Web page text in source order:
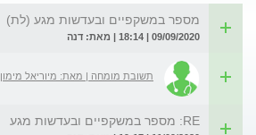
מספר במשקפיים ובעדשות מגע (לת)
09/09/2020 | 18:14 | מאת: דנה
תשובת מומחה | מאת: מיוריאל מימון
RE: מספר במשקפיים ובעדשות מגע